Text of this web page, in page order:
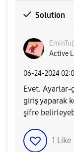
Solution
Active
‎06-24-2024
Evet.
giriş yaparak
şifre
1 Like